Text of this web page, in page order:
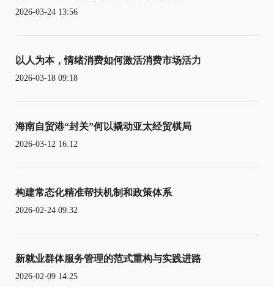
2026-03-24 13:56
以人为本，情绪消费如何激活消费市场活力
2026-03-18 09:18
海南自贸港“封关”何以撬动亚太经贸棋局
2026-03-12 16:12
构建常态化精准帮扶机制和政策体系
2026-02-24 09:32
新就业群体服务管理的范式重构与实践进路
2026-02-09 14:25